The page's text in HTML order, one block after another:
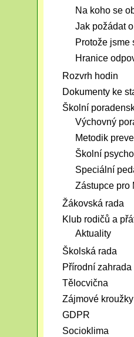
Na koho se
Jak požádat
Protože jsme
Hranice
Rozvrh hodin
Dokumenty ke
Školní
Výchovný
Metodik
Školní
Speciální
Zástupce pro
Žákovská rada
Klub rodičů a
Aktuality
Školská rada
Přírodní zahrada
Tělocvična
Zájmové kroužky
GDPR
Socioklima